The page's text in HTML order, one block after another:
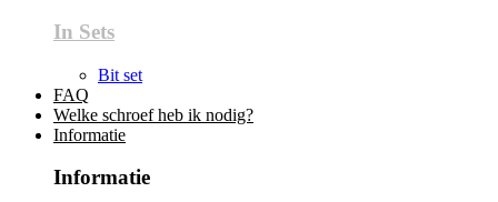
In Sets
Bit set
FAQ
Welke schroef heb ik nodig?
Informatie
Informatie